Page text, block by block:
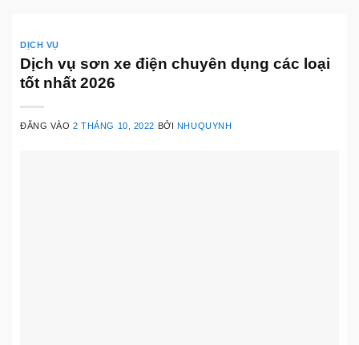
DỊCH VỤ
Dịch vụ sơn xe điện chuyên dụng các loại
tốt nhất 2026
ĐĂNG VÀO2 THÁNG 10, 2022 BỞI NHUQUYNH